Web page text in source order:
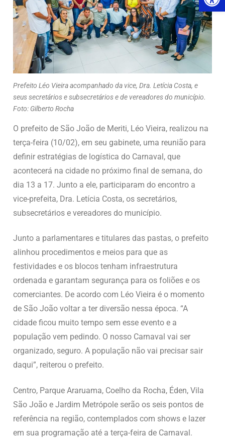
Prefeito Léo Vieira acompanhado da vice, Dra. Letícia Costa, e
seus secretários e subsecretários e de vereadores do município.
Foto: Gilberto Rocha
O prefeito de São João de Meriti, Léo Vieira, realizou na
terça-feira (10/02), em seu gabinete, uma reunião para
definir estratégias de logística do Carnaval, que
acontecerá na cidade no próximo final de semana, do
dia 13 a 17. Junto a ele, participaram do encontro a
vice-prefeita, Dra. Letícia Costa, os secretários,
subsecretários e vereadores do município.
Junto a parlamentares e titulares das pastas, o prefeito
alinhou procedimentos e meios para que as
festividades e os blocos tenham infraestrutura
ordenada e garantam segurança para os foliões e os
comerciantes. De acordo com Léo Vieira é o momento
de São João voltar a ter diversão nessa época. “A
cidade ficou muito tempo sem esse evento e a
população vem pedindo. O nosso Carnaval vai ser
organizado, seguro. A população não vai precisar sair
daqui”, reiterou o prefeito.
Centro, Parque Araruama, Coelho da Rocha, Éden, Vila
São João e Jardim Metrópole serão os seis pontos de
referência na região, contemplados com shows e lazer
em sua programação até a terça-feira de Carnaval.